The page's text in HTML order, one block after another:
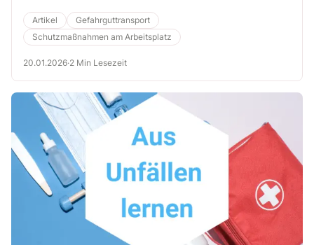
Deutschland ermittelt. Die Ergebnisse sind erschreckend. Hier
erfahren Sie, wo es besonders kritisch ist und wie Sie den Parkdruck
Ihrer Lkw-Fahrer mindern können.
Artikel
Gefahrguttransport
Schutzmaßnahmen am Arbeitsplatz
20.01.2026·2 Min Lesezeit